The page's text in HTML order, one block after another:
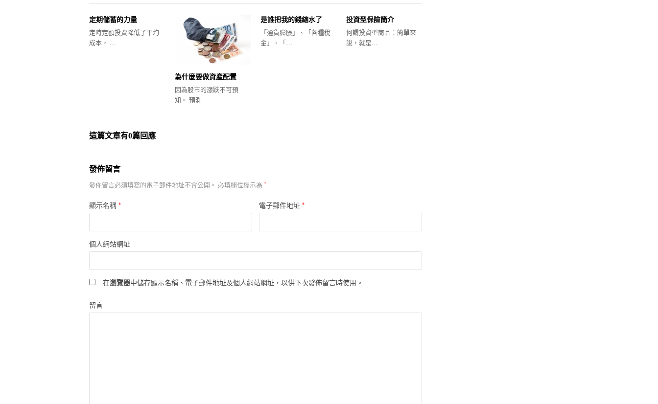
定期儲蓄的力量
定時定額投資降低了平均
成本， …
為什麼要做資產配置
因為股市的漲跌不可預
知。 預測…
是誰把我的錢縮水了
「通貨膨脹」、「各種稅
金」、「…
投資型保險簡介
何謂投資型商品：簡單來
說，就是…
這篇文章有0篇回應
發佈留言
發佈留言必須填寫的電子郵件地址不會公開。 必填欄位標示為 *
顯示名稱 * 電子郵件地址 *
個人網站網址
在瀏覽器中儲存顯示名稱、電子郵件地址及個人網站網址，以供下次發佈留言時使用。
留言